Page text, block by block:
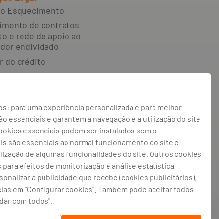
Esquecimento
de contratos
e rede de apoio ao
endividado
do crédito
e
alternativa de
irregularidades
privacidade
cookies
cookies
na CRC Porto sob o número de
na CMVM com o n° 300 e no Banco
Seguros e Fundos de Pensões em
para uma experiência personalizada e para melhor
essenciais e garantem a navegação e a utilização do site
essenciais podem ser instalados sem o
são essenciais ao normal funcionamento do site e
de algumas funcionalidades do site. Outros cookies
efeitos de monitorização e análise estatística
a publicidade que recebe (cookies publicitários).
em "Configurar cookies". Também pode aceitar todos
com todos".